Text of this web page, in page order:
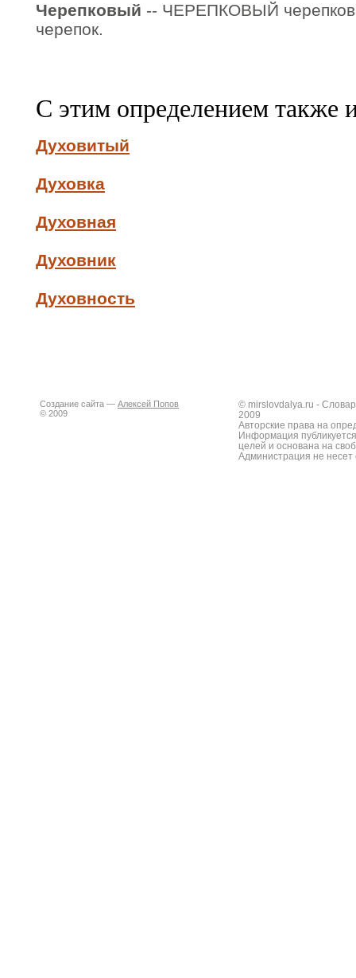
Черепковый -- ЧЕРЕПКОВЫЙ
черепок.
С этим определением также
Духовитый
Духовка
Духовная
Духовник
Духовность
Создание сайта — Алексей Попов
© 2009
© mirslovdalya.ru -
2009
Авторские права на
Информация
целей и основана на
Администрация не несет